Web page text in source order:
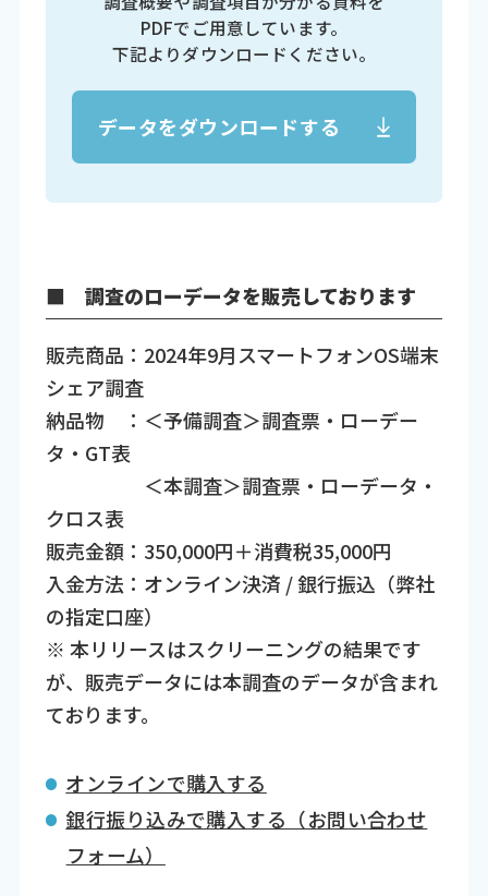
PDFでご用意しています。
下記よりダウンロードください。
データをダウンロードする
■ 調査のローデータを販売しております
販売商品：2024年9月スマートフォンOS端末
シェア調査
納品物 ：＜予備調査＞調査票・ローデー
タ・GT表
＜本調査＞調査票・ローデータ・
クロス表
販売金額：350,000円＋消費税35,000円
入金方法：オンライン決済 / 銀行振込（弊社
の指定口座）
※ 本リリースはスクリーニングの結果です
が、販売データには本調査のデータが含まれ
ております。
オンラインで購入する
銀行振り込みで購入する（お問い合わせ
フォーム）